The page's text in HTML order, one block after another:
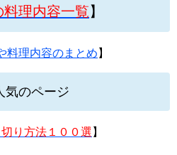
料理内容一覧】
料理内容のまとめ 】
気のページ
り方法１００選 】